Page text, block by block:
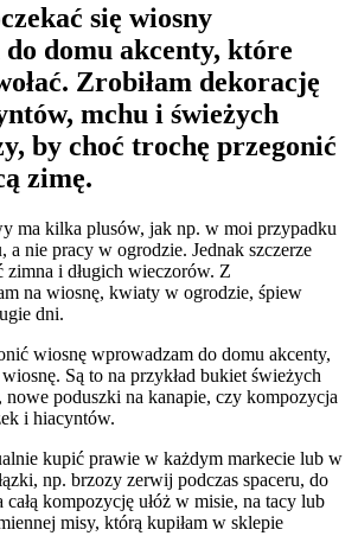
się wiosny
domu akcenty, które
Zrobiłam dekorację
mchu i świeżych
by choć trochę przegonić
zimę.
ma kilka plusów, jak np. w moi przypadku
a nie pracy w ogrodzie. Jednak szczerze
zimna i długich wieczorów. Z
na wiosnę, kwiaty w ogrodzie, śpiew
dni.
wiosnę wprowadzam do domu akcenty,
Są to na przykład bukiet świeżych
poduszki na kanapie, czy kompozycja
i hiacyntów.
kupić prawie w każdym markecie lub w
np. brzozy zerwij podczas spaceru, do
kompozycję ułóż w misie, na tacy lub
misy, którą kupiłam w sklepie